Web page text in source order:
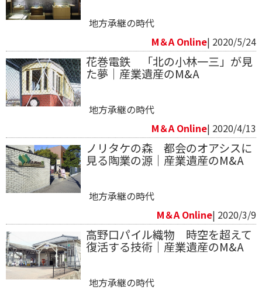
地方承継の時代
M＆A Online| 2020/5/24
花巻電鉄 「北の小林一三」が見
た夢｜産業遺産のM&A
地方承継の時代
M＆A Online| 2020/4/13
ノリタケの森 都会のオアシスに
見る陶業の源｜産業遺産のM&A
地方承継の時代
M＆A Online| 2020/3/9
高野口パイル織物 時空を超えて
復活する技術｜産業遺産のM&A
地方承継の時代